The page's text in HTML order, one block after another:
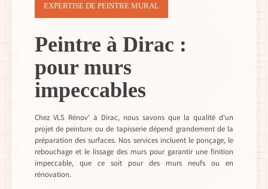
EXPERTISE DE PEINTRE MURAL
Peintre à Dirac :
pour murs
impeccables
Chez VLS Rénov’ à Dirac, nous savons que la qualité d’un
projet de peinture ou de tapisserie dépend grandement de la
préparation des surfaces. Nos services incluent le ponçage, le
rebouchage et le lissage des murs pour garantir une finition
impeccable, que ce soit pour des murs neufs ou en
rénovation.